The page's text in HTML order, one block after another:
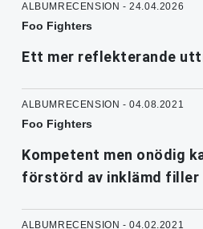
ALBUMRECENSION - 24.04.2026
Foo Fighters
Ett mer reflekterande
ALBUMRECENSION - 04.08.2021
Foo Fighters
Kompetent men onödig
förstörd av inklämd filler
ALBUMRECENSION - 04.02.2021